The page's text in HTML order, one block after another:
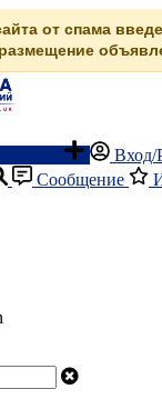
от спама
Вход/
Сообщение